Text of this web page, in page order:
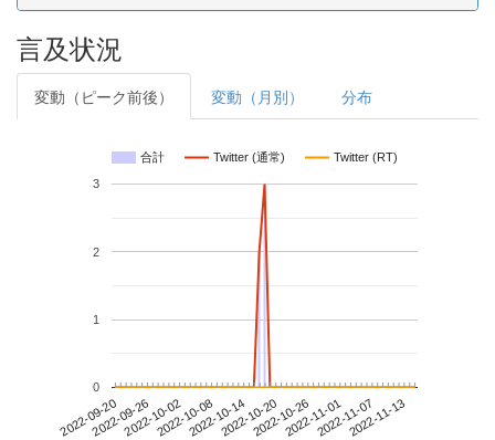
言及状況
変動（ピーク前後） 変動（月別） 分布
合計 Twitter (通常) Twitter (RT)
2022-09-202022-09-262022-10-022022-10-082022-10-142022-10-202022-10-262022-11-012022-11-072022-11-13
0
1
2
3